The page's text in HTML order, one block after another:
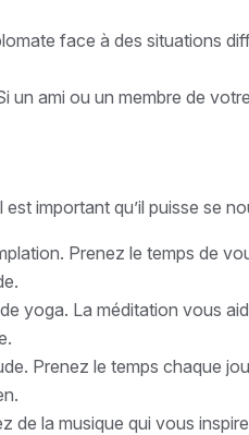
face à des situations
ami ou un membre de
important qu’il puisse se
Prenez le temps de
yoga. La méditation vous
Prenez le temps chaque
de la musique qui vous